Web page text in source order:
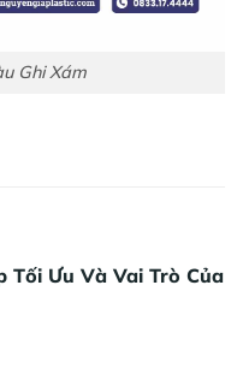
Ghi Xám
Tối Ưu Và Vai Trò Của